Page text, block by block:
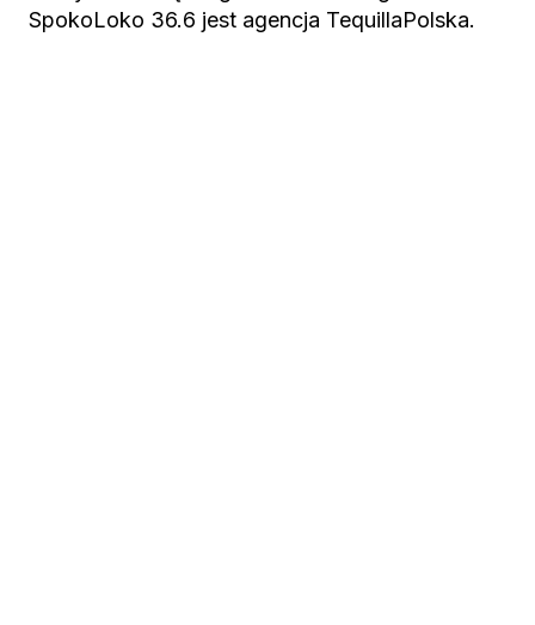
SpokoLoko 36.6 jest agencja TequillaPolska.